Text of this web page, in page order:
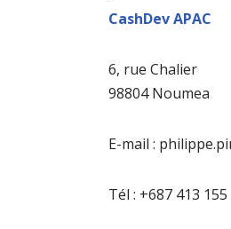
CashDev APAC
6, rue Chalier
98804 Noumea
E-mail :
Tél : +687 413 155